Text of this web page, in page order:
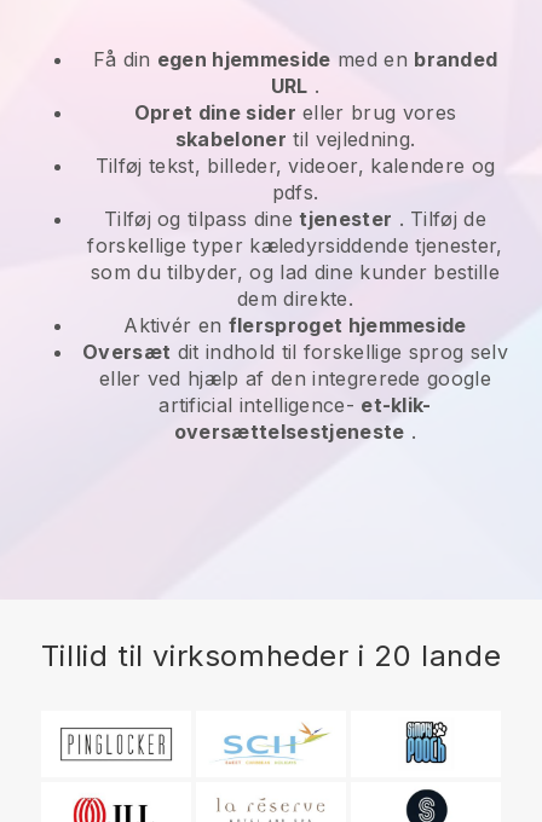
Få din egen hjemmeside med en branded
URL .
Opret dine sider eller brug vores
skabeloner til vejledning.
Tilføj tekst, billeder, videoer, kalendere og
pdfs.
Tilføj og tilpass dinetjenester . Tilføj de
forskellige typer kæledyrsiddende tjenester,
som du tilbyder, og lad dine kunder bestille
dem direkte.
Aktivér en flersproget hjemmeside
Oversæt dit indhold til forskellige sprog selv
eller ved hjælp af den integrerede google
artificial intelligence- et-klik-
oversættelsestjeneste .
Tillid til virksomheder i 20 lande